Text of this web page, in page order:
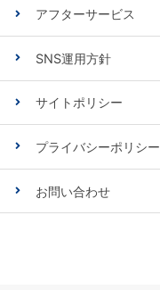
アフターサービス
SNS運用方針
サイトポリシー
プライバシーポリシー
お問い合わせ